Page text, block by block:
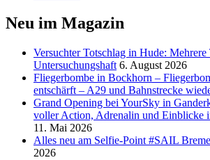
Neu im Magazin
Versucht­er Totschlag in Hude: Mehrere
Untersuchungshaft 6. August 2026
Fliegerbombe in Bockhorn –
entschärft – A29 und Bahnstrecke
Grand Opening bei YourSky in
voller Action, Adrenalin und Einblicke
11. Mai 2026
Alles neu am Selfie-Point #SAIL
2026